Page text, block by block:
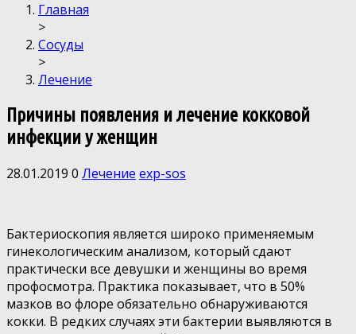
Главная
>
Сосуды
>
Лечение
Причины появления и лечение кокковой
инфекции у женщин
28.01.2019 0 Лечение exp-sos
Бактериоскопия является широко применяемым
гинекологическим анализом, который сдают
практически все девушки и женщины во время
профосмотра. Практика показывает, что в 50%
мазков во флоре обязательно обнаруживаются
кокки. В редких случаях эти бактерии выявляются в